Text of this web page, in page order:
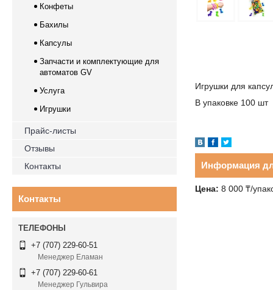
Игрушки для
В упаковке 100 шт
Информация
Цена: 8 000 ₸/
Конфеты
Бахилы
Капсулы
Запчасти и комплектующие для
автоматов GV
Услуга
Игрушки
Прайс-листы
Отзывы
Контакты
Контакты
+7 (707) 229-60-51
Менеджер Еламан
+7 (707) 229-60-61
Менеджер Гульвира